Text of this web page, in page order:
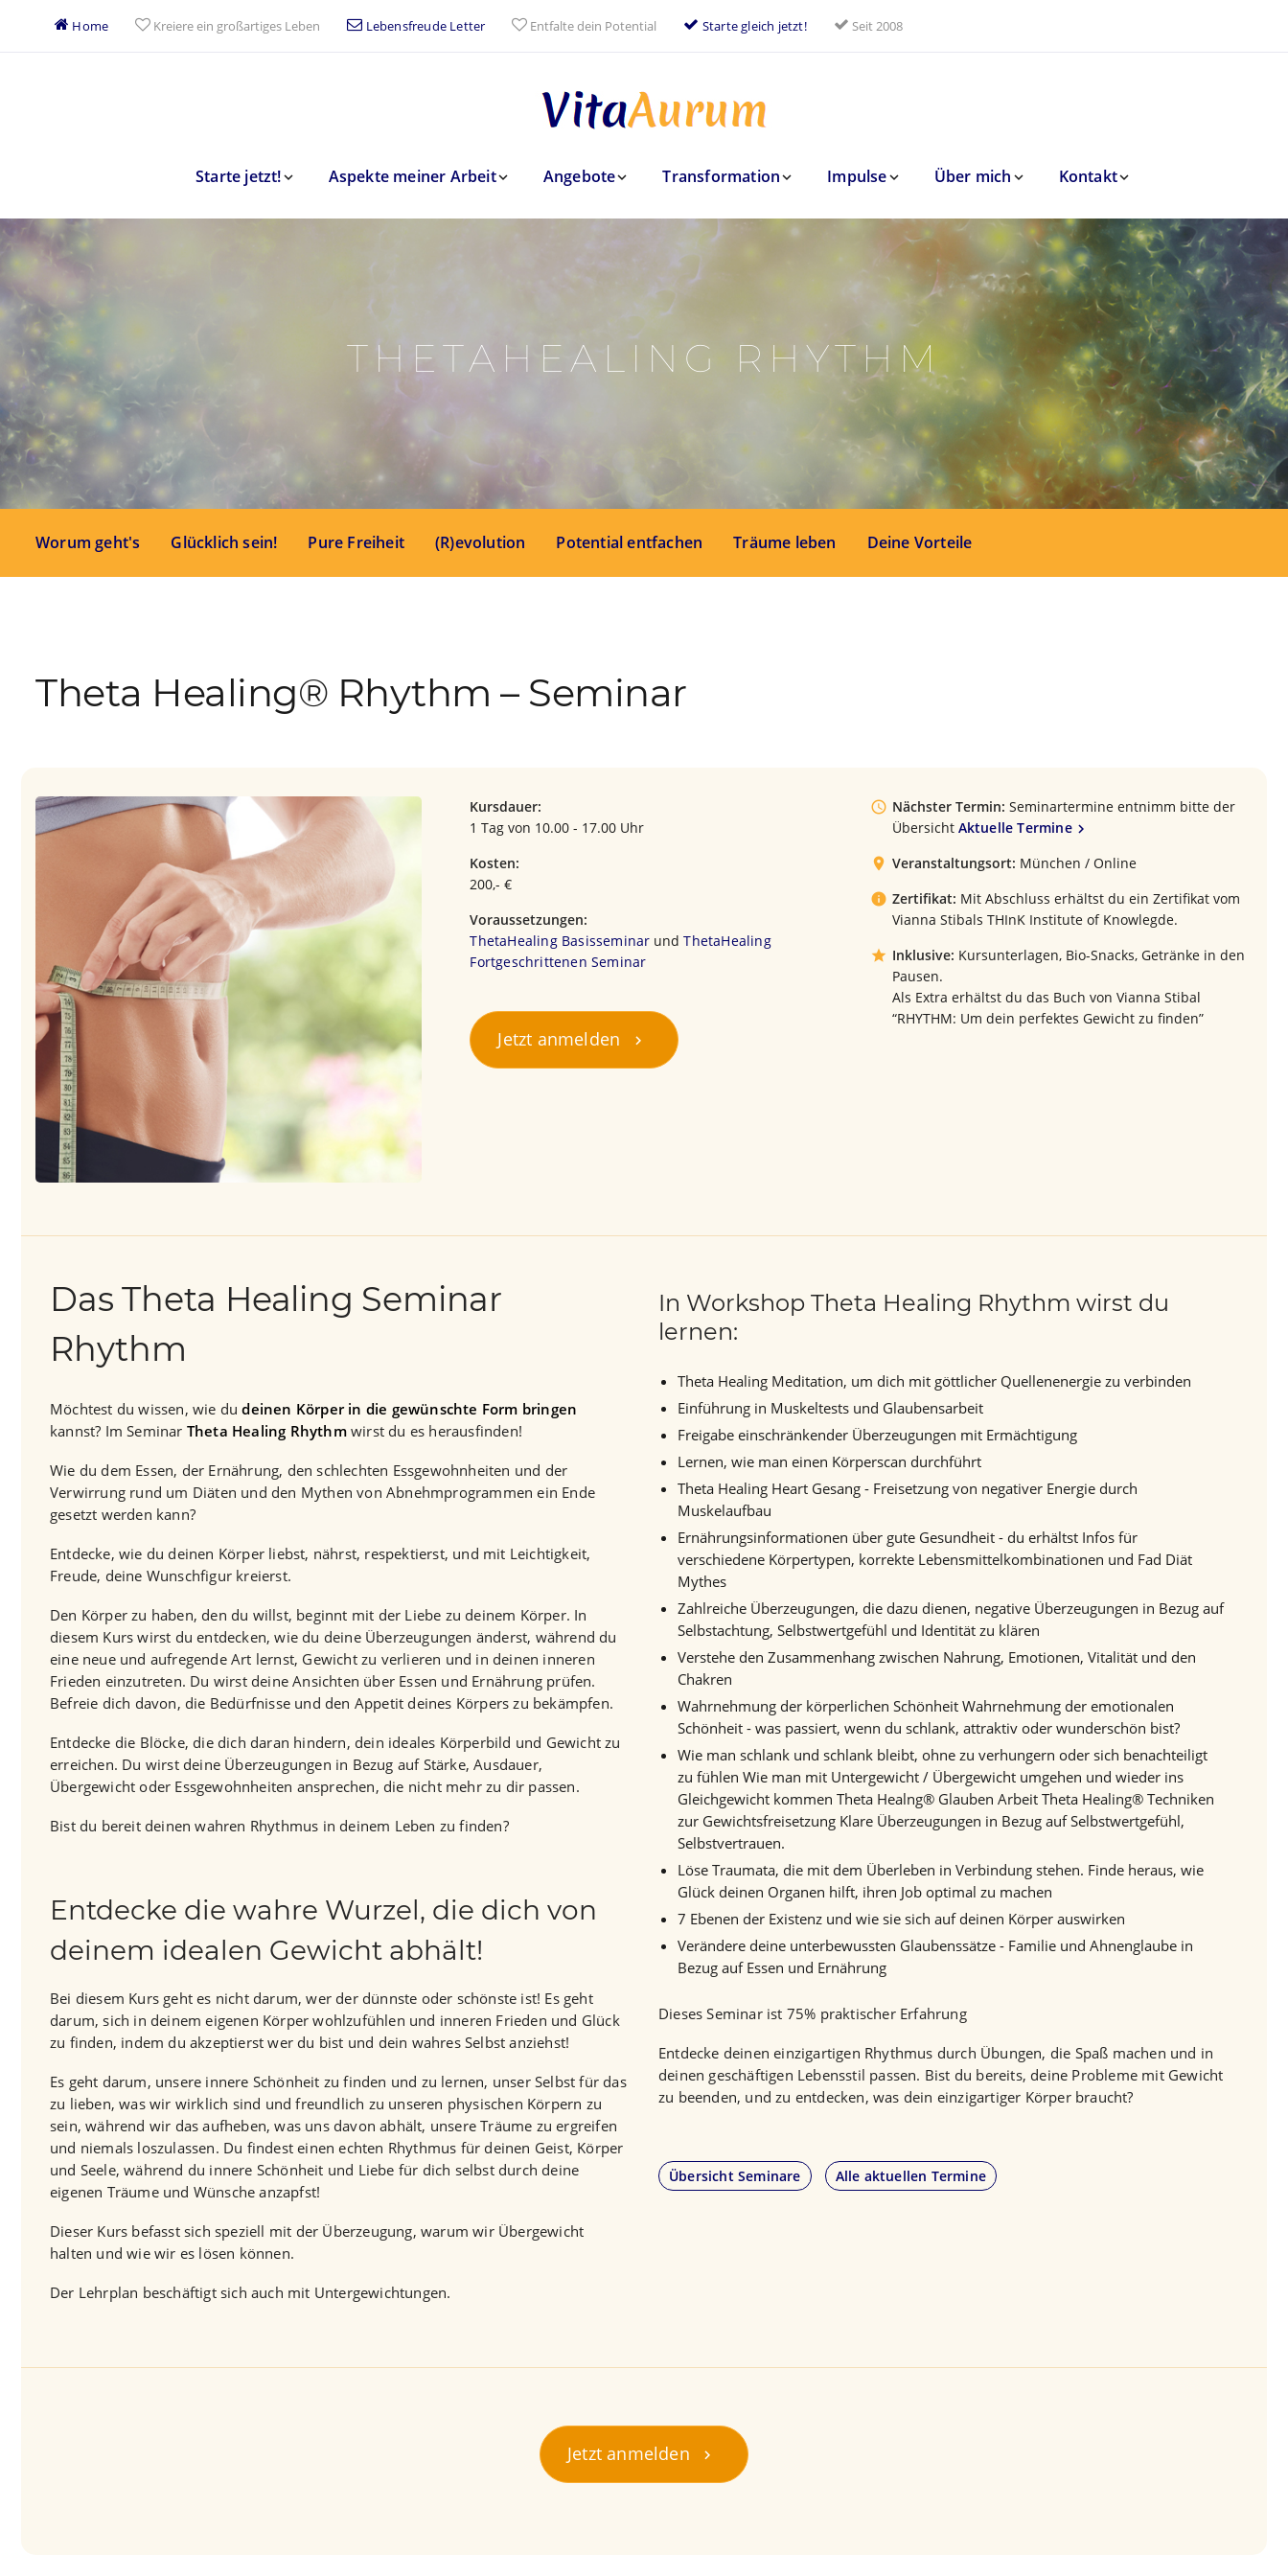
Home Kreiere ein großartiges Leben Lebensfreude Letter Entfalte dein Potential Starte gleich jetzt! Seit 2008
Starte jetzt! Aspekte meiner Arbeit Angebote Transformation Impulse Über mich Kontakt
THETAHEALING RHYTHM
Worum geht's Glücklich sein! Pure Freiheit (R)evolution Potential entfachen Träume leben Deine Vorteile
Theta Healing® Rhythm – Seminar
Kursdauer:
1 Tag von 10.00 - 17.00 Uhr
Kosten:
200,- €
Voraussetzungen:
ThetaHealing Basisseminar undThetaHealing
Fortgeschrittenen Seminar
Jetzt anmelden
Nächster Termin: Seminartermine entnimm bitte der
Übersicht Aktuelle Termine
Veranstaltungsort: München / Online
Zertifikat: Mit Abschluss erhältst du ein Zertifikat vom
Vianna Stibals THInK Institute of Knowlegde.
Inklusive: Kursunterlagen, Bio-Snacks, Getränke in den
Pausen.
Als Extra erhältst du das Buch von Vianna Stibal
“RHYTHM: Um dein perfektes Gewicht zu finden”
Das Theta Healing Seminar
Rhythm
Möchtest du wissen, wie dudeinen Körper in die gewünschte Form bringen
kannst? Im Seminar Theta Healing Rhythmwirst du es herausfinden!
Wie du dem Essen, der Ernährung, den schlechten Essgewohnheiten und der
Verwirrung rund um Diäten und den Mythen von Abnehmprogrammen ein Ende
gesetzt werden kann?
Entdecke, wie du deinen Körper liebst, nährst, respektierst, und mit Leichtigkeit,
Freude, deine Wunschfigur kreierst.
Den Körper zu haben, den du willst, beginnt mit der Liebe zu deinem Körper. In
diesem Kurs wirst du entdecken, wie du deine Überzeugungen änderst, während du
eine neue und aufregende Art lernst, Gewicht zu verlieren und in deinen inneren
Frieden einzutreten. Du wirst deine Ansichten über Essen und Ernährung prüfen.
Befreie dich davon, die Bedürfnisse und den Appetit deines Körpers zu bekämpfen.
Entdecke die Blöcke, die dich daran hindern, dein ideales Körperbild und Gewicht zu
erreichen. Du wirst deine Überzeugungen in Bezug auf Stärke, Ausdauer,
Übergewicht oder Essgewohnheiten ansprechen, die nicht mehr zu dir passen.
Bist du bereit deinen wahren Rhythmus in deinem Leben zu finden?
Entdecke die wahre Wurzel, die dich von
deinem idealen Gewicht abhält!
Bei diesem Kurs geht es nicht darum, wer der dünnste oder schönste ist! Es geht
darum, sich in deinem eigenen Körper wohlzufühlen und inneren Frieden und Glück
zu finden, indem du akzeptierst wer du bist und dein wahres Selbst anziehst!
Es geht darum, unsere innere Schönheit zu finden und zu lernen, unser Selbst für das
zu lieben, was wir wirklich sind und freundlich zu unseren physischen Körpern zu
sein, während wir das aufheben, was uns davon abhält, unsere Träume zu ergreifen
und niemals loszulassen. Du findest einen echten Rhythmus für deinen Geist, Körper
und Seele, während du innere Schönheit und Liebe für dich selbst durch deine
eigenen Träume und Wünsche anzapfst!
Dieser Kurs befasst sich speziell mit der Überzeugung, warum wir Übergewicht
halten und wie wir es lösen können.
Der Lehrplan beschäftigt sich auch mit Untergewichtungen.
In Workshop Theta Healing Rhythm wirst du
lernen:
Theta Healing Meditation, um dich mit göttlicher Quellenenergie zu verbinden
Einführung in Muskeltests und Glaubensarbeit
Freigabe einschränkender Überzeugungen mit Ermächtigung
Lernen, wie man einen Körperscan durchführt
Theta Healing Heart Gesang - Freisetzung von negativer Energie durch
Muskelaufbau
Ernährungsinformationen über gute Gesundheit - du erhältst Infos für
verschiedene Körpertypen, korrekte Lebensmittelkombinationen und Fad Diät
Mythes
Zahlreiche Überzeugungen, die dazu dienen, negative Überzeugungen in Bezug auf
Selbstachtung, Selbstwertgefühl und Identität zu klären
Verstehe den Zusammenhang zwischen Nahrung, Emotionen, Vitalität und den
Chakren
Wahrnehmung der körperlichen Schönheit Wahrnehmung der emotionalen
Schönheit - was passiert, wenn du schlank, attraktiv oder wunderschön bist?
Wie man schlank und schlank bleibt, ohne zu verhungern oder sich benachteiligt
zu fühlen Wie man mit Untergewicht / Übergewicht umgehen und wieder ins
Gleichgewicht kommen Theta Healng® Glauben Arbeit Theta Healing® Techniken
zur Gewichtsfreisetzung Klare Überzeugungen in Bezug auf Selbstwertgefühl,
Selbstvertrauen.
Löse Traumata, die mit dem Überleben in Verbindung stehen. Finde heraus, wie
Glück deinen Organen hilft, ihren Job optimal zu machen
7 Ebenen der Existenz und wie sie sich auf deinen Körper auswirken
Verändere deine unterbewussten Glaubenssätze - Familie und Ahnenglaube in
Bezug auf Essen und Ernährung
Dieses Seminar ist 75% praktischer Erfahrung
Entdecke deinen einzigartigen Rhythmus durch Übungen, die Spaß machen und in
deinen geschäftigen Lebensstil passen. Bist du bereits, deine Probleme mit Gewicht
zu beenden, und zu entdecken, was dein einzigartiger Körper braucht?
Übersicht Seminare Alle aktuellen Termine
Jetzt anmelden